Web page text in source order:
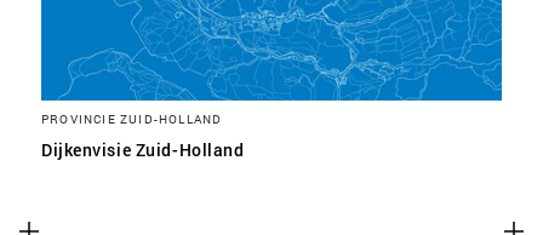
PROVINCIE ZUID-HOLLAND
Dijkenvisie Zuid-Holland